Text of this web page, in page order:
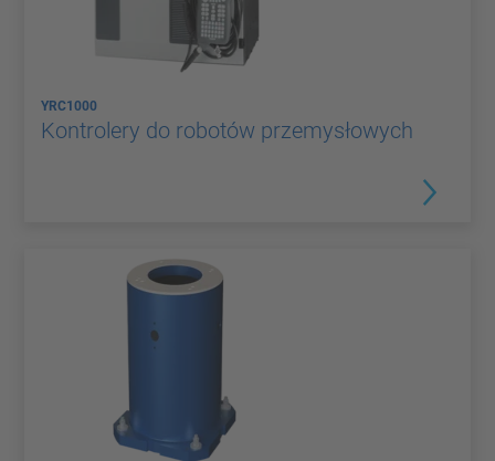
YRC1000
Kontrolery do robotów przemysłowych